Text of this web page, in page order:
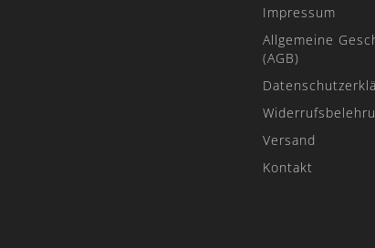
Impressum
Allgemeine
(AGB)
Versand
Kontakt